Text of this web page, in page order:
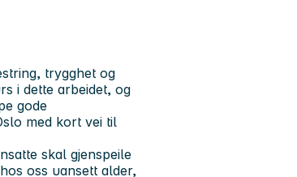
trygghet og
i dette arbeidet, og
gode
med kort vei til
skal gjenspeile
oss uansett alder,